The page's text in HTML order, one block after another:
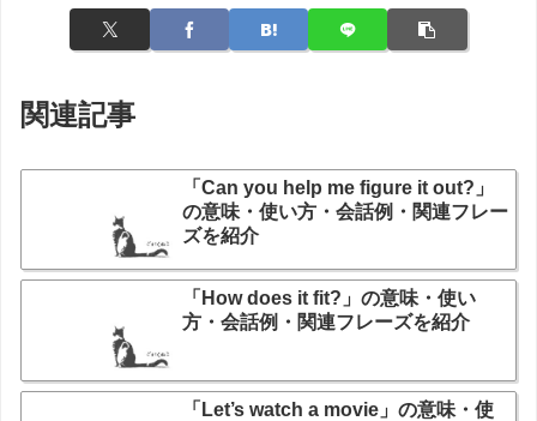
関連記事
「Can you help me figure it out?」
の意味・使い方・会話例・関連フレー
ズを紹介
「How does it fit?」の意味・使い
方・会話例・関連フレーズを紹介
「Let’s watch a movie」の意味・使